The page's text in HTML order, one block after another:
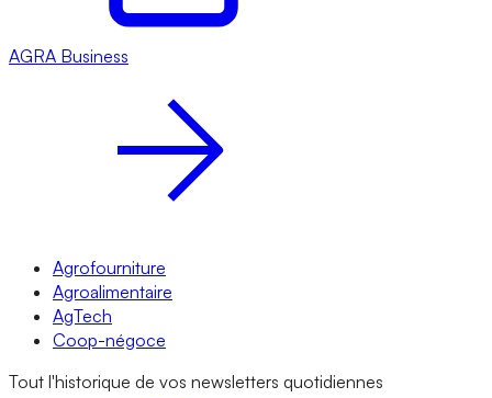
AGRA Business
Agrofourniture
Agroalimentaire
AgTech
Coop-négoce
Tout l'historique de vos newsletters quotidiennes